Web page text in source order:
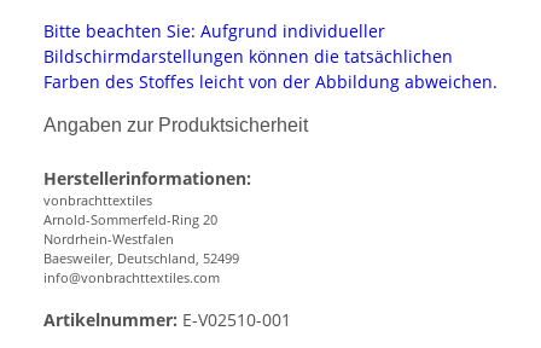
Bitte beachten Sie: Aufgrund individueller
Bildschirmdarstellungen können die tatsächlichen
Farben des Stoffes leicht von der Abbildung abweichen.
Angaben zur Produktsicherheit
Herstellerinformationen:
vonbrachttextiles
Arnold-Sommerfeld-Ring 20
Nordrhein-Westfalen
Baesweiler, Deutschland, 52499
info@vonbrachttextiles.com
Artikelnummer: E-V02510-001